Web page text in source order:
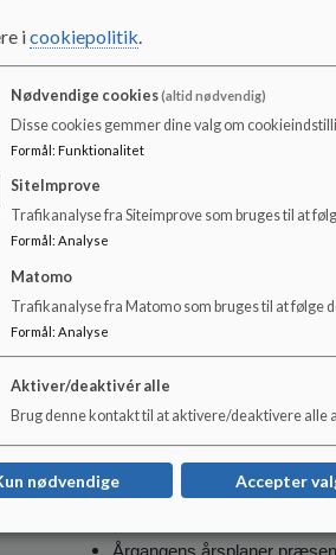
Skole-/hjemsamtaler
Forældremøder
Udmøntning:
Al kommunikation skal ske i
informationer. Alle bør
Vigtige oplysninger
møder o.l.
Personale, forældre og
Ved problemer og klager
henvendelse til ledelsen,
icookiepolitik.
Nødvendige cookies(altid nødvendig)
Disse cookies gemmer dine valg om
Formål: Funktionalitet
SiteImprove
Trafikanalyse fra Siteimprove som bruges til at
Formål : Analyse
Matomo
Trafikanalyse fra Matomo som bruges til at følge
Formål : Analyse
Aktiver/deaktivér alle
Brug denne kontakt til at aktivere/deaktivere alle
nødvendige Accepter